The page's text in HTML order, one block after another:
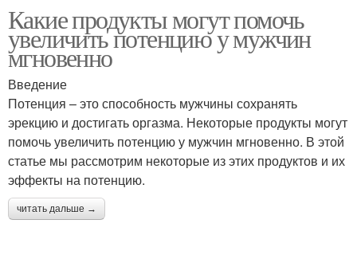
Какие продукты могут помочь
увеличить потенцию у мужчин
мгновенно
Введение
Потенция – это способность мужчины сохранять
эрекцию и достигать оргазма. Некоторые продукты могут
помочь увеличить потенцию у мужчин мгновенно. В этой
статье мы рассмотрим некоторые из этих продуктов и их
эффекты на потенцию.
читать дальше →